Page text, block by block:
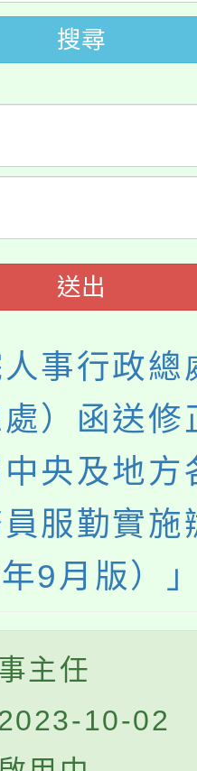
新住民語歌
學年度第
師甄選結果(
學年度第
師甄選結果(
化大學推廣
溝通分析基
生輔導中心
輔導、社會
名參加。
政府辦理
短影音徵選
及活動海報
加。
搜尋
送出
事行政總
）函送修
央及地方
員服勤實施
9月版）
主任
10-02